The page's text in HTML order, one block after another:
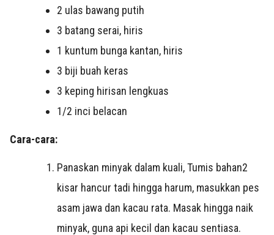
2 ulas bawang putih
3 batang serai, hiris
1 kuntum bunga kantan, hiris
3 biji buah keras
3 keping hirisan lengkuas
1/2 inci belacan
Cara-cara:
Panaskan minyak dalam kuali, Tumis bahan2
kisar hancur tadi hingga harum, masukkan pes
asam jawa dan kacau rata. Masak hingga naik
minyak, guna api kecil dan kacau sentiasa.